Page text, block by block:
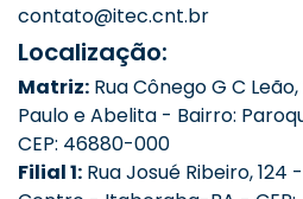
contato@itec.cnt.br
Localização:
Matriz: Rua Cônego G C
Paulo e Abelita - Bairro:
CEP: 46880-000
Filial 1: Rua Josué Ribeiro, 124